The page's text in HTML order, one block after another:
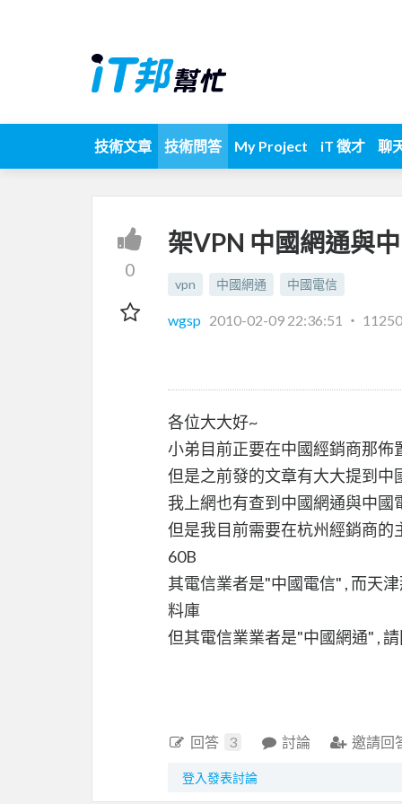
技術文章 技術問答 My Project iT 徵才 聊
0
架VPN 中國網通與
vpn 中國網通 中國電信
wgsp 2010-02-09 22:36:51 ‧
各位大大好~
小弟目前正要在中國經銷商那佈
但是之前發的文章有大大提到中
我上網也有查到中國網通與中
但是我目前需要在杭州經銷商
60B
其電信業者是"中國電信" , 而天
料庫
但其電信業業者是"中國網通" ,
回答 3 討論 邀請回
登入發表討論